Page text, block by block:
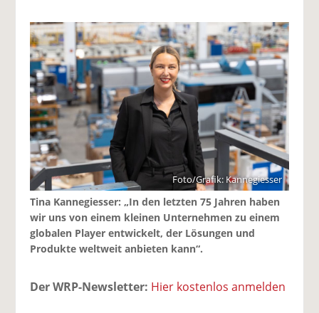
Foto/Grafik: Kannegiesser
Tina Kannegiesser: „In den letzten 75 Jahren haben
wir uns von einem kleinen Unternehmen zu einem
globalen Player entwickelt, der Lösungen und
Produkte weltweit anbieten kann“.
Der WRP-Newsletter: Hier kostenlos anmelden